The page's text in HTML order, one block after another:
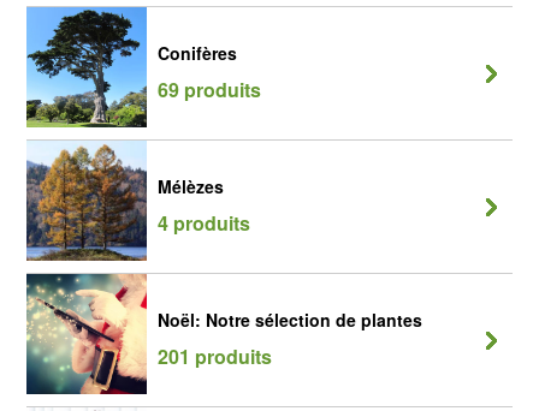
Conifères
69 produits
Mélèzes
4 produits
Noël: Notre sélection de plantes
201 produits